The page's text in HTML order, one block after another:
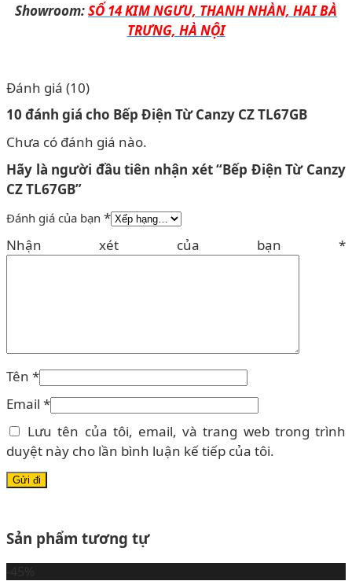
Showroom:SỐ 14 KIM NGƯU, THANH NHÀN, HAI BÀ
TRƯNG, HÀ NỘI
Đánh giá (10)
10 đánh giá cho Bếp Điện Từ Canzy CZ TL67GB
Chưa có đánh giá nào.
Hãy là người đầu tiên nhận xét “Bếp Điện Từ Canzy
CZ TL67GB”
Đánh giá của bạn *
Nhận xét của bạn *
Tên *
Email *
Lưu tên của tôi, email, và trang web trong trình
duyệt này cho lần bình luận kế tiếp của tôi.
Sản phẩm tương tự